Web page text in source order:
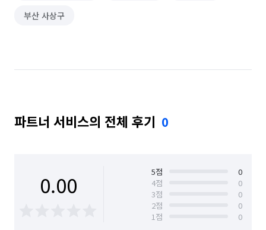
부산 사상구
파트너 서비스의 전체 후기 0
0.00 5점
0
4점
0
3점
0
2점
0
1점
0